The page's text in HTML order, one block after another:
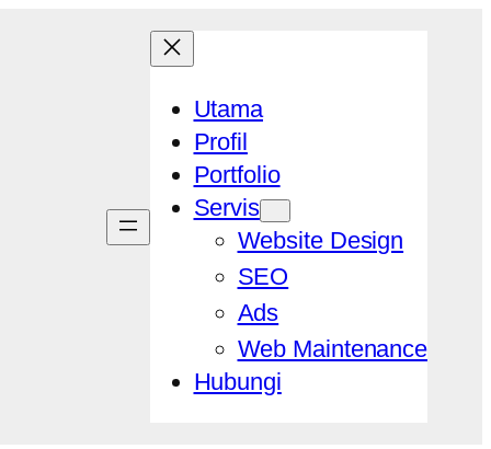
Utama
Profil
Portfolio
Servis
Website Design
SEO
Ads
Web Maintenance
Hubungi